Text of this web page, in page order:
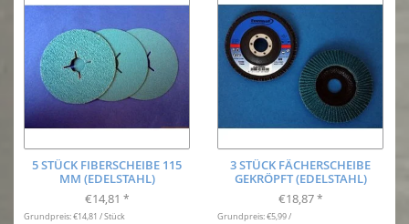
5 STÜCK FIBERSCHEIBE 115
MM (EDELSTAHL)
€14,81 *
Grundpreis: €14,81 / Stück
3 STÜCK FÄCHERSCHEIBE
GEKRÖPFT (EDELSTAHL)
€18,87 *
Grundpreis: €5,99 /